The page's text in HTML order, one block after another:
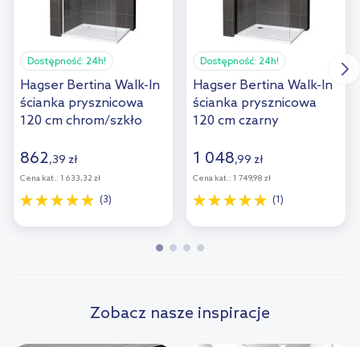
Dostępność: 24h!
Hagser Bertina Walk-In
ścianka prysznicowa
120 cm chrom/szkło
HGR17000022
862,39 zł
Cena kat.: 1 633,32 zł
(3)
Dostępność: 24h!
Hagser Bertina Walk-In
ścianka prysznicowa
120 cm czarny
przezroczyste
HGR30000022
1 048,99 zł
Cena kat.: 1 749,98 zł
(1)
Zobacz nasze inspiracje